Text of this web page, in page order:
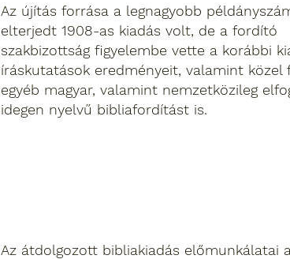
Az újítás forrása a legnagyobb
elterjedt 1908-as kiadás volt, de a fordító
szakbizottság figyelembe vette a korábbi
íráskutatások eredményeit, valamint közel
egyéb magyar, valamint nemzetközileg
idegen nyelvű bibliafordítást is.
Az átdolgozott bibliakiadás előmunkálatai a